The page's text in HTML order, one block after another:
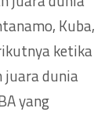
Kuba,
ketika
juara dunia
yang